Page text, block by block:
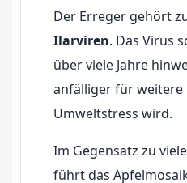
Der Erreger gehört
Ilarviren. Das Virus
über viele Jahre
anfälliger für weitere
Umweltstress wird.
Im Gegensatz zu
führt das